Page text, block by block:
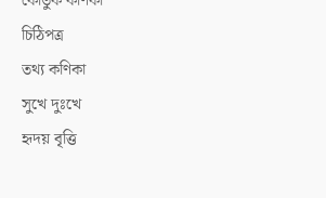
চিঠিপত্র
তথ্য কণিকা
সুখে দুঃখে
হৃদয় বৃত্তি